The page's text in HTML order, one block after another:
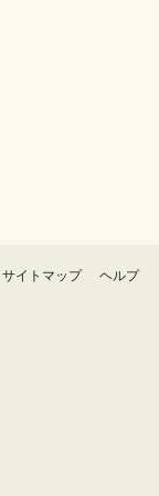
サイトマップ ヘルプ